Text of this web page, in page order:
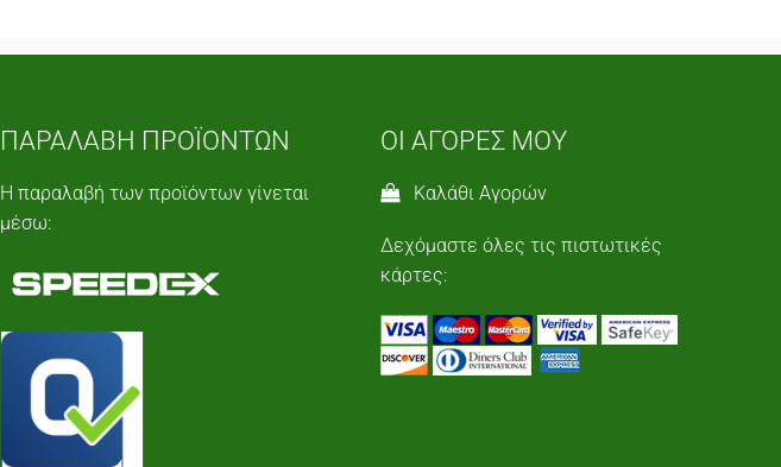
ΠΑΡΑΛΑΒΗ ΠΡΟΪΟΝΤΩΝ
Η παραλαβή των προϊόντων γίνεται
μέσω:
ΟΙ ΑΓΟΡΕΣ ΜΟΥ
Καλάθι Αγορών
Δεχόμαστε όλες τις πιστωτικές
κάρτες: